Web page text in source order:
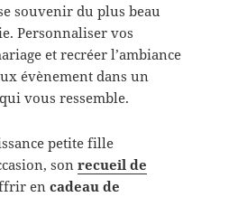
souvenir du plus beau
Personnaliser vos
et recréer l’ambiance
évènement dans un
vous ressemble.
son recueil de
en cadeau de